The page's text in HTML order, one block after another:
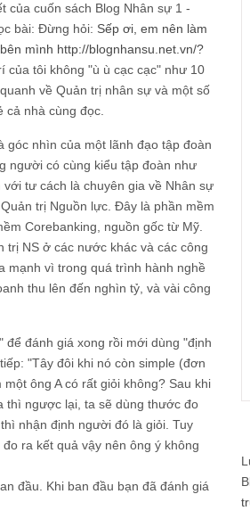
của cuốn sách Blog Nhân sự 1 -
bài: Đừng hỏi: Sếp ơi, em nên làm
mình http://blognhansu.net.vn/?
của tôi không "ù ù cạc cạc" như 10
về Quản trị nhân sự và một số
nhà cùng đọc.
nhìn của một lãnh đạo tập đoàn
người có cùng kiểu tập đoàn như
tư cách là chuyên gia về Nhân sự
trị Nguồn lực. Đây là phần mềm
Corebanking, nguồn gốc từ Mỹ.
trị NS ở các nước khác và các công
mạnh vì trong quá trình hành nghề
thu lên đến nghìn tỷ, và vài công
đánh giá xong rồi mới dùng "định
"Tây đôi khi nó còn simple (đơn
ông A có rất giỏi không? Sau khi
thì ngược lại, ta sẽ dùng thước đo
nhận định người đó là giỏi. Tuy
ra kết quả vậy nên ông ý không
đầu. Khi ban đầu bạn đã đánh giá